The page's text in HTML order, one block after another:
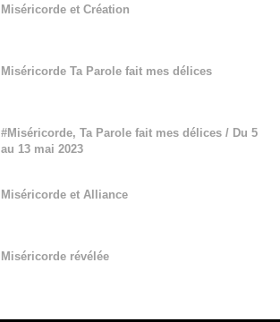
Miséricorde et Création
Miséricorde Ta Parole fait mes délices
#Miséricorde, Ta Parole fait mes délices / Du 5
au 13 mai 2023
Miséricorde et Alliance
Miséricorde révélée